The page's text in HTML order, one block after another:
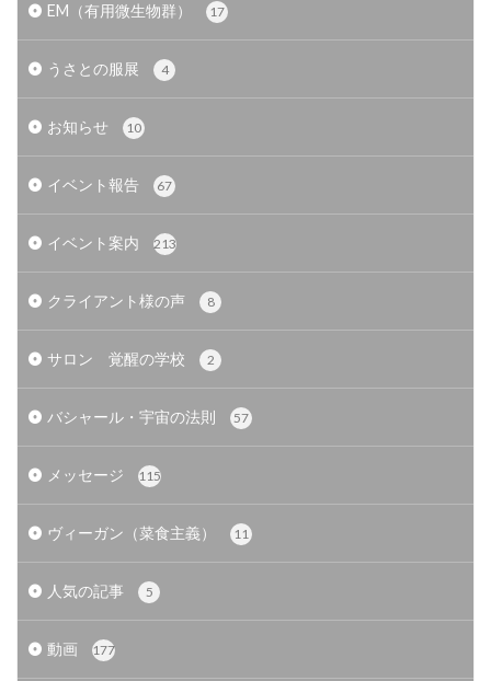
EM（有用微生物群） 17
うさとの服展 4
お知らせ 10
イベント報告 67
イベント案内 213
クライアント様の声 8
サロン 覚醒の学校 2
バシャール・宇宙の法則 57
メッセージ 115
ヴィーガン（菜食主義） 11
人気の記事 5
動画 177